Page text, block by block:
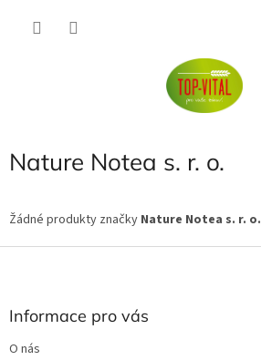
Nature Notea s. r. o.
Žádné produkty značky Nature Notea s. r. o.
Informace pro vás
O nás